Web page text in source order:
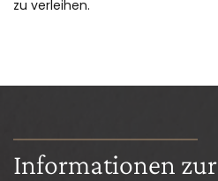
zu verleihen.
Informationen zur